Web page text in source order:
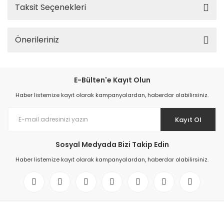
Taksit Seçenekleri
Önerileriniz
E-Bülten'e Kayıt Olun
Haber listemize kayıt olarak kampanyalardan, haberdar olabilirsiniz.
Kayıt Ol
Sosyal Medyada Bizi Takip Edin
Haber listemize kayıt olarak kampanyalardan, haberdar olabilirsiniz.